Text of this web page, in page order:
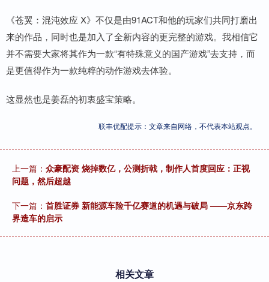
《苍翼：混沌效应 X》不仅是由91ACT和他的玩家们共同打磨出
来的作品，同时也是加入了全新内容的更完整的游戏。我相信它
并不需要大家将其作为一款“有特殊意义的国产游戏”去支持，而
是更值得作为一款纯粹的动作游戏去体验。
这显然也是姜磊的初衷盛宝策略。
联丰优配提示：文章来自网络，不代表本站观点。
上一篇： 众豪配资 烧掉数亿，公测折戟，制作人首度回应：正视
问题，然后超越
下一篇： 首胜证券 新能源车险千亿赛道的机遇与破局 ——京东跨
界造车的启示
相关文章